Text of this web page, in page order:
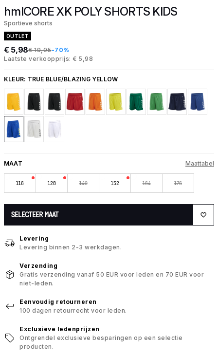
hmlCORE XK POLY SHORTS KIDS
Sportieve shorts
OUTLET
€ 5,98€ 19,95-70%
Laatste verkoopprijs: € 5,98
KLEUR: TRUE BLUE/BLAZING YELLOW
MAAT Maattabel
116 128 140 152 164 176
SELECTEER MAAT
Levering
Levering binnen 2-3 werkdagen.
Verzending
Gratis verzending vanaf 50 EUR voor leden en 70 EUR voor
niet-leden.
Eenvoudig retourneren
100 dagen retourrecht voor leden.
Exclusieve ledenprijzen
Ontgrendel exclusieve besparingen op een selectie
producten.